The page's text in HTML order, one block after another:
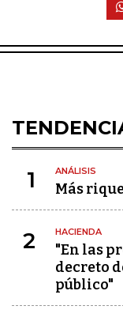
1 ANÁLISIS
Más
2 HACIENDA
"En las
decreto
público"